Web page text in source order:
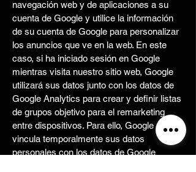
navegación web y de aplicaciones a su
cuenta de Google y utilice la información
de su cuenta de Google para personalizar
los anuncios que ve en la web. En este
caso, si ha iniciado sesión en Google
mientras visita nuestro sitio web, Google
utilizará sus datos junto con los datos de
Google Analytics para crear y definir listas
de grupos objetivo para el remarketing
entre dispositivos. Para ello, Google
vincula temporalmente sus datos
personales con los datos de Google